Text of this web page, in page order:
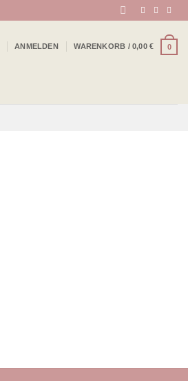
ANMELDEN WARENKORB /0,00€ 0